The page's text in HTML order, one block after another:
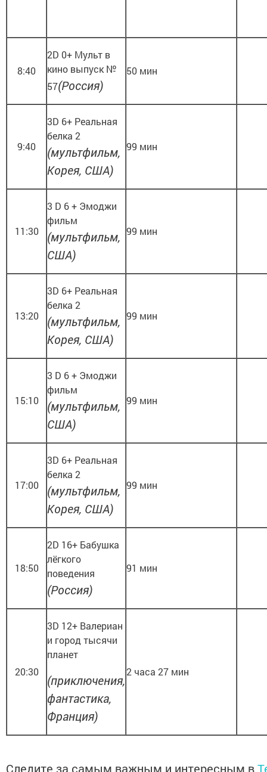
8:40
2D 0+ Мульт в
кино выпуск №
57(Россия)
50 мин
9:40
3D 6+ Реальная
белка 2
(мультфильм,
Корея, США)
99 мин
11:30
3 D 6 + Эмоджи
фильм
(мультфильм,
США)
99 мин
13:20
3D 6+ Реальная
белка 2
(мультфильм,
Корея, США)
99 мин
15:10
3 D 6 + Эмоджи
фильм
(мультфильм,
США)
99 мин
17:00
3D 6+ Реальная
белка 2
(мультфильм,
Корея, США)
99 мин
18:50
2D 16+ Бабушка
лёгкого
поведения
(Россия)
91 мин
20:30
3D 12+ Валериан
и город тысячи
планет
(приключения,
фантастика,
Франция)
2 часа 27 мин
Следите за самым важным и интересным в